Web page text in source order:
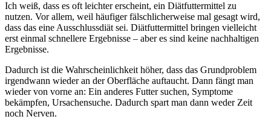
Ich weiß, dass es oft leichter erscheint, ein Diätfuttermittel zu
nutzen. Vor allem, weil häufiger fälschlicherweise mal gesagt wird,
dass das eine Ausschlussdiät sei. Diätfuttermittel bringen vielleicht
erst einmal schnellere Ergebnisse – aber es sind keine nachhaltigen
Ergebnisse.
Dadurch ist die Wahrscheinlichkeit höher, dass das Grundproblem
irgendwann wieder an der Oberfläche auftaucht. Dann fängt man
wieder von vorne an: Ein anderes Futter suchen, Symptome
bekämpfen, Ursachensuche. Dadurch spart man dann weder Zeit
noch Nerven.